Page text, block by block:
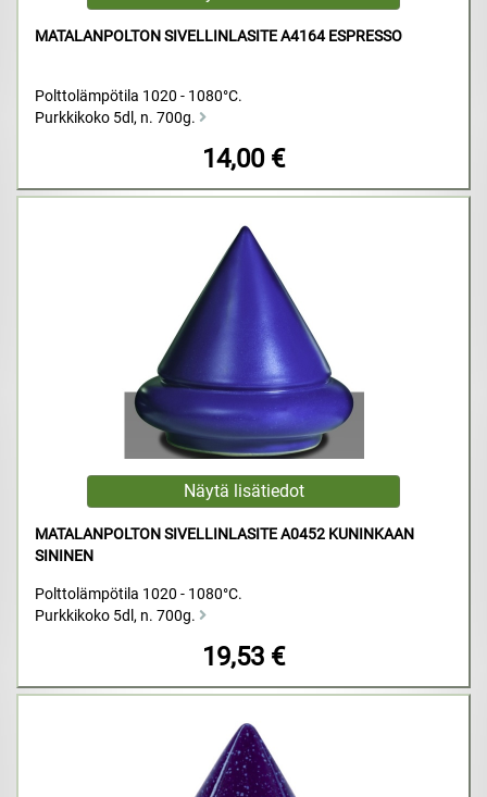
MATALANPOLTON SIVELLINLASITE A4164 ESPRESSO
Polttolämpötila 1020 - 1080°C.
Purkkikoko 5dl, n. 700g.
14,00 €
MATALANPOLTON SIVELLINLASITE A0452 KUNINKAAN
SININEN
Polttolämpötila 1020 - 1080°C.
Purkkikoko 5dl, n. 700g.
19,53 €